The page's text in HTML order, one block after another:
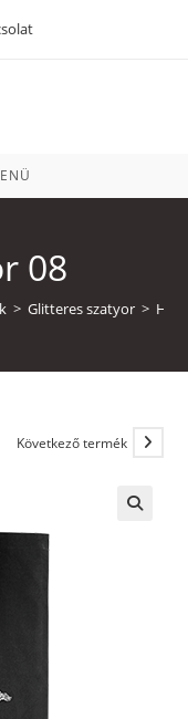
08
> Glitteres szatyor >
Következő termék